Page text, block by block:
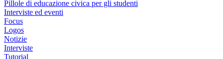
Pillole di educazione civica per gli studenti
Interviste ed eventi
Focus
Logos
Notizie
Interviste
Tutorial